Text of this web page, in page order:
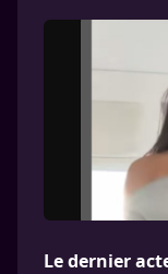
Le dernier